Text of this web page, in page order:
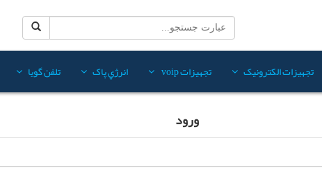
تجهيزات الکترونيک تجهيزات voip انرژي پاک تلفن گويا
ورود